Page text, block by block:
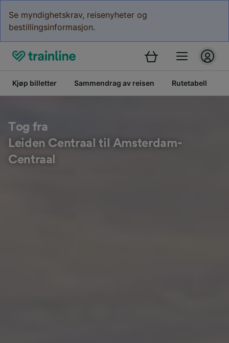
Se myndighetskrav, reisenyheter og
bestillingsinformasjon.
Kjøp billetter Sammendrag av reisen Rutetabell
Tog fra
Leiden Centraal til Amsterdam-
Centraal